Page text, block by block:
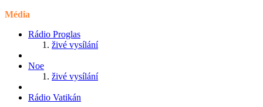
Média
Rádio Proglas
živé vysílání
Noe
živé vysílání
Rádio Vatikán